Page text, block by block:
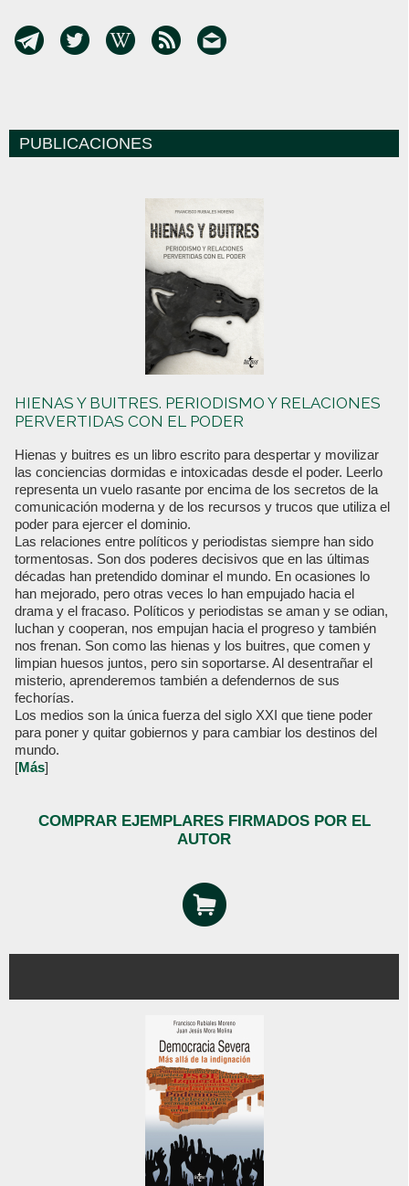
PUBLICACIONES
HIENAS Y BUITRES. PERIODISMO Y RELACIONES
PERVERTIDAS CON EL PODER
Hienas y buitres es un libro escrito para despertar y movilizar
las conciencias dormidas e intoxicadas desde el poder. Leerlo
representa un vuelo rasante por encima de los secretos de la
comunicación moderna y de los recursos y trucos que utiliza el
poder para ejercer el dominio.
Las relaciones entre políticos y periodistas siempre han sido
tormentosas. Son dos poderes decisivos que en las últimas
décadas han pretendido dominar el mundo. En ocasiones lo
han mejorado, pero otras veces lo han empujado hacia el
drama y el fracaso. Políticos y periodistas se aman y se odian,
luchan y cooperan, nos empujan hacia el progreso y también
nos frenan. Son como las hienas y los buitres, que comen y
limpian huesos juntos, pero sin soportarse. Al desentrañar el
misterio, aprenderemos también a defendernos de sus
fechorías.
Los medios son la única fuerza del siglo XXI que tiene poder
para poner y quitar gobiernos y para cambiar los destinos del
mundo.
[Más]
COMPRAR EJEMPLARES FIRMADOS POR EL
AUTOR